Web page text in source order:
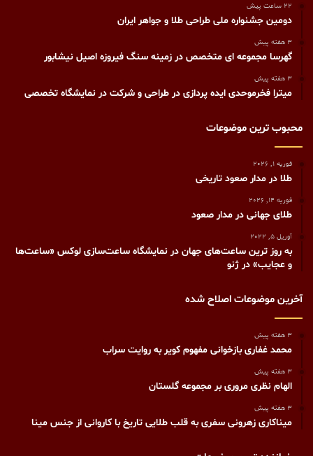
22 ساعت پیش
دومین جشنواره ملی طراحی طلا و جواهر ایران
3 هفته پیش
گهرسا مجموعه ای متخصص در زمینه سنگ فیروزه اصیل نیشابور
3 هفته پیش
میترا فخرموحدی ایده پردازی در طراحی و شرکت در نمایشگاه تخصصی
محبوب ترین موضوعات
فوریه 1, 2026
طلا در مدار صعود تاریخی
فوریه 14, 2026
طلای جهانی در مدار صعود
آوریل 5, 2022
به روز ترین ساعت‌های جهان در نمایشگاه ساعت‌سازی لوکس «ساعت‌ها
و عجایب» در ژنو
آخرین موضوعات اصلاح شده
3 هفته پیش
محمد غفاری بازخوانی مفهوم کویر به روایت سراب
3 هفته پیش
الهام نظری مروری بر مجموعه گلستان
3 هفته پیش
میناکاری زهرونی سفری به قلب طلایی تاریخ با کاروانی از جنس مینا